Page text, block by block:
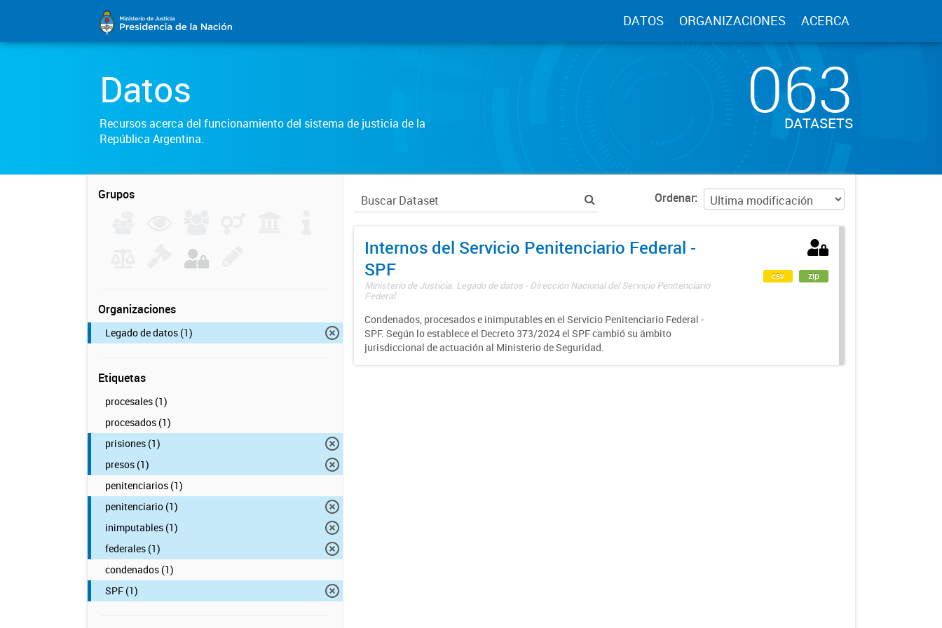
DATOS ORGANIZACIONES ACERCA
Datos
Recursos acerca del funcionamiento del sistema de justicia de la
República Argentina.
063
DATASETS
Grupos
Organizaciones
Legado de datos (1)
Etiquetas
procesales (1)
procesados (1)
prisiones (1)
presos (1)
penitenciarios (1)
penitenciario (1)
inimputables (1)
federales (1)
condenados (1)
SPF (1)
Ordenar
Internos del Servicio Penitenciario Federal -
SPF
Ministerio de Justicia. Legado de datos - Dirección Nacional del Servicio Penitenciario
Federal
Condenados, procesados e inimputables en el Servicio Penitenciario Federal -
SPF. Según lo establece el Decreto 373/2024 el SPF cambió su ámbito
jurisdiccional de actuación al Ministerio de Seguridad.
csv zip